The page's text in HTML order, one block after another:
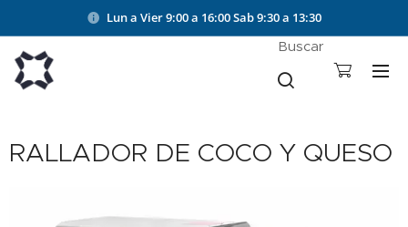
Lun a Vier 9:00 a 16:00Sab 9:30 a 13:30
Buscar
RALLADOR DE COCO Y QUESO